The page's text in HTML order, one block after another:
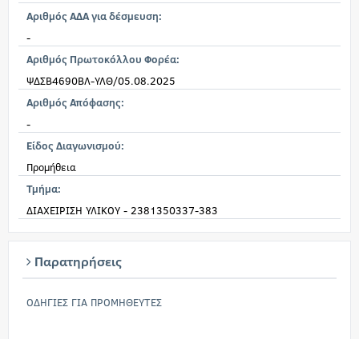
Αριθμός ΑΔΑ για δέσμευση:
-
Αριθμός Πρωτοκόλλου Φορέα:
ΨΔΣΒ4690ΒΛ-ΥΛΘ/05.08.2025
Αριθμός Απόφασης:
-
Είδος Διαγωνισμού:
Προμήθεια
Τμήμα:
ΔΙΑΧΕΙΡΙΣΗ ΥΛΙΚΟΥ - 2381350337-383
Παρατηρήσεις
ΟΔΗΓΙΕΣ ΓΙΑ ΠΡΟΜΗΘΕΥΤΕΣ